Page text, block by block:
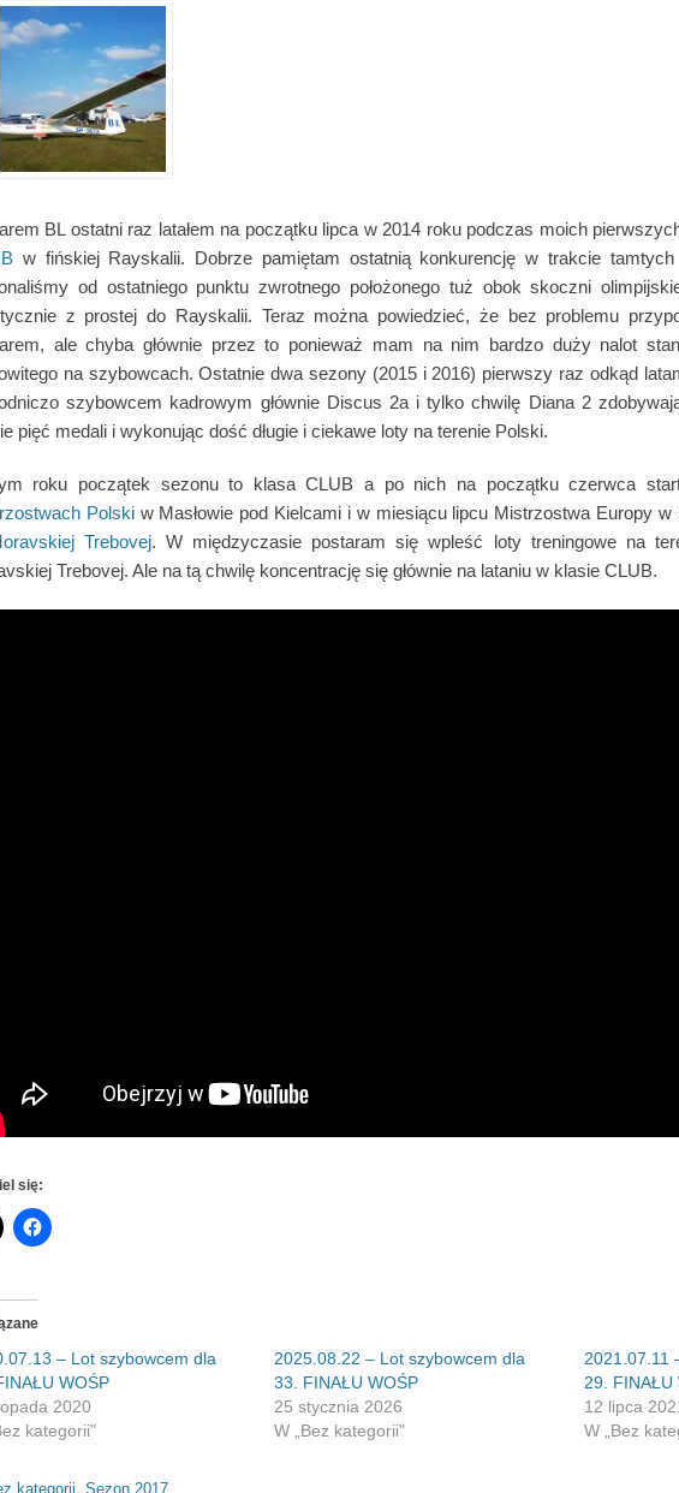
BL ostatni raz latałem na początku lipca w 2014 roku podczas moich
w fińskiej Rayskalii. Dobrze pamiętam ostatnią konkurencję w trakcie
od ostatniego punktu zwrotnego położonego tuż obok skoczni
z prostej do Rayskalii. Teraz można powiedzieć, że bez problemu
ale chyba głównie przez to ponieważ mam na nim bardzo duży nalot
na szybowcach. Ostatnie dwa sezony (2015 i 2016) pierwszy raz odkąd
szybowcem kadrowym głównie Discus 2a i tylko chwilę Diana 2
pięć medali i wykonując dość długie i ciekawe loty na terenie Polski.
roku początek sezonu to klasa CLUB a po nich na początku czerwca
Polskiw Masłowie pod Kielcami i w miesiącu lipcu Mistrzostwa Europy
Trebovej. W międzyczasie postaram się wpleść loty treningowe na
Trebovej. Ale na tą chwilę koncentrację się głównie na lataniu w klasie CLUB.
się:
– Lot szybowcem dla
WOŚP
2020
kategorii"
2025.08.22 – Lot szybowcem dla
33. FINAŁU WOŚP
25 stycznia 2026
W „Bez kategorii"
2021.07.11
29. FINAŁU
12 lipca
W „Bez
kategorii Sezon 2017